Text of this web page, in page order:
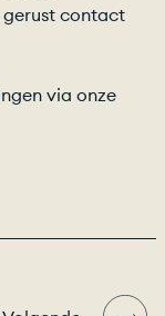
gerust contact
via onze